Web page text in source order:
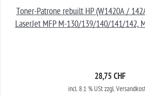
Toner-Patrone rebuilt HP (W1420A /
LaserJet MFP M-130/139/140/141/142,
28,75 CHF
incl. 8.1 % USt zzgl.